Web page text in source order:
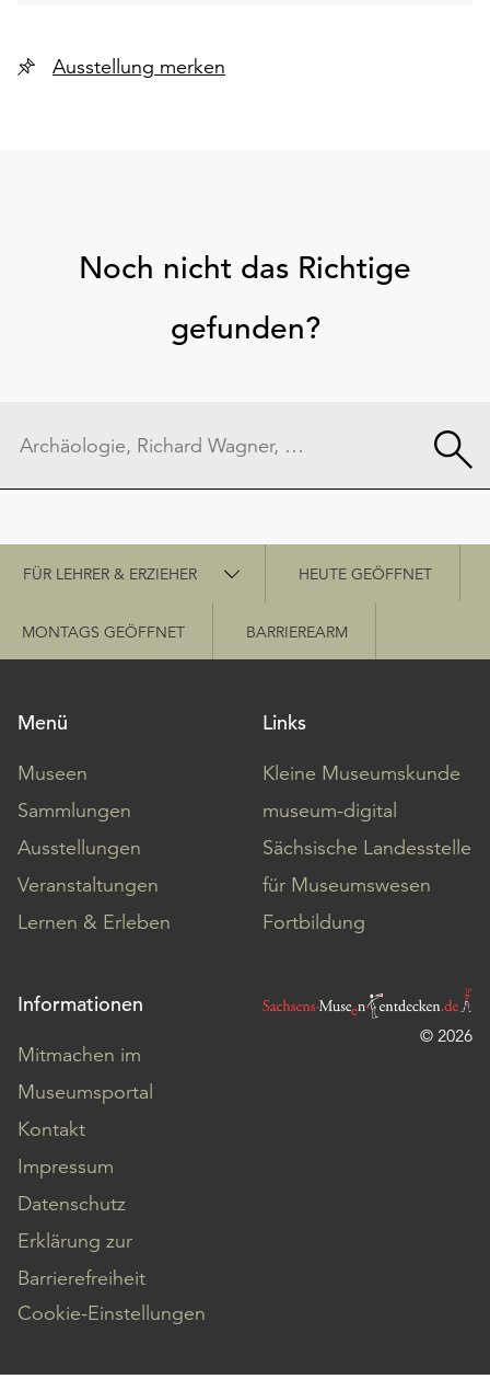
Ausstellung merken
Noch nicht das Richtige
gefunden?
Schnellzugriff
FÜR LEHRER & ERZIEHER HEUTE GEÖFFNET
MONTAGS GEÖFFNET BARRIEREARM
Menü
Museen
Sammlungen
Ausstellungen
Veranstaltungen
Lernen & Erleben
Links
Kleine Museumskunde
museum-digital
Sächsische Landesstelle
für Museumswesen
Fortbildung
Informationen
Mitmachen im
Museumsportal
Kontakt
Impressum
Datenschutz
Erklärung zur
Barrierefreiheit
Cookie-Einstellungen
© 2026